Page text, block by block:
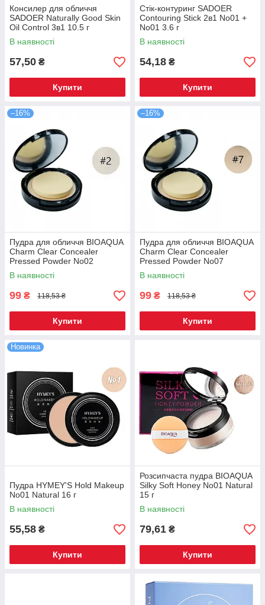
Консилер для обличчя
SADOER Naturally Good Skin
Oil Control 3в1 10.5 г
В наявності
57,50 ₴
Купити
Стік-контуринг SADOER
Contouring Stick 2в1 No01 +
No01 3.6 г
В наявності
54,18 ₴
Купити
–16%
Пудра для обличчя BIOAQUA
Charm Clear Concealer
Pressed Powder No02
В наявності
99 ₴ 118,53 ₴
Купити
–16%
Пудра для обличчя BIOAQUA
Charm Clear Concealer
Pressed Powder No07
В наявності
99 ₴ 118,53 ₴
Купити
Новинка
Пудра HYMEY'S Hold Makeup
No01 Natural 16 г
В наявності
55,58 ₴
Купити
Розсипчаста пудра BIOAQUA
Silky Soft Honey No01 Natural
15 г
В наявності
79,61 ₴
Купити